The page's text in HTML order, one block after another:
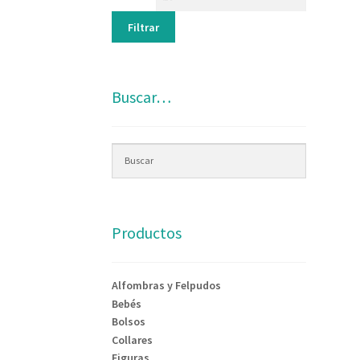
Filtrar
Buscar…
Productos
Alfombras y Felpudos
Bebés
Bolsos
Collares